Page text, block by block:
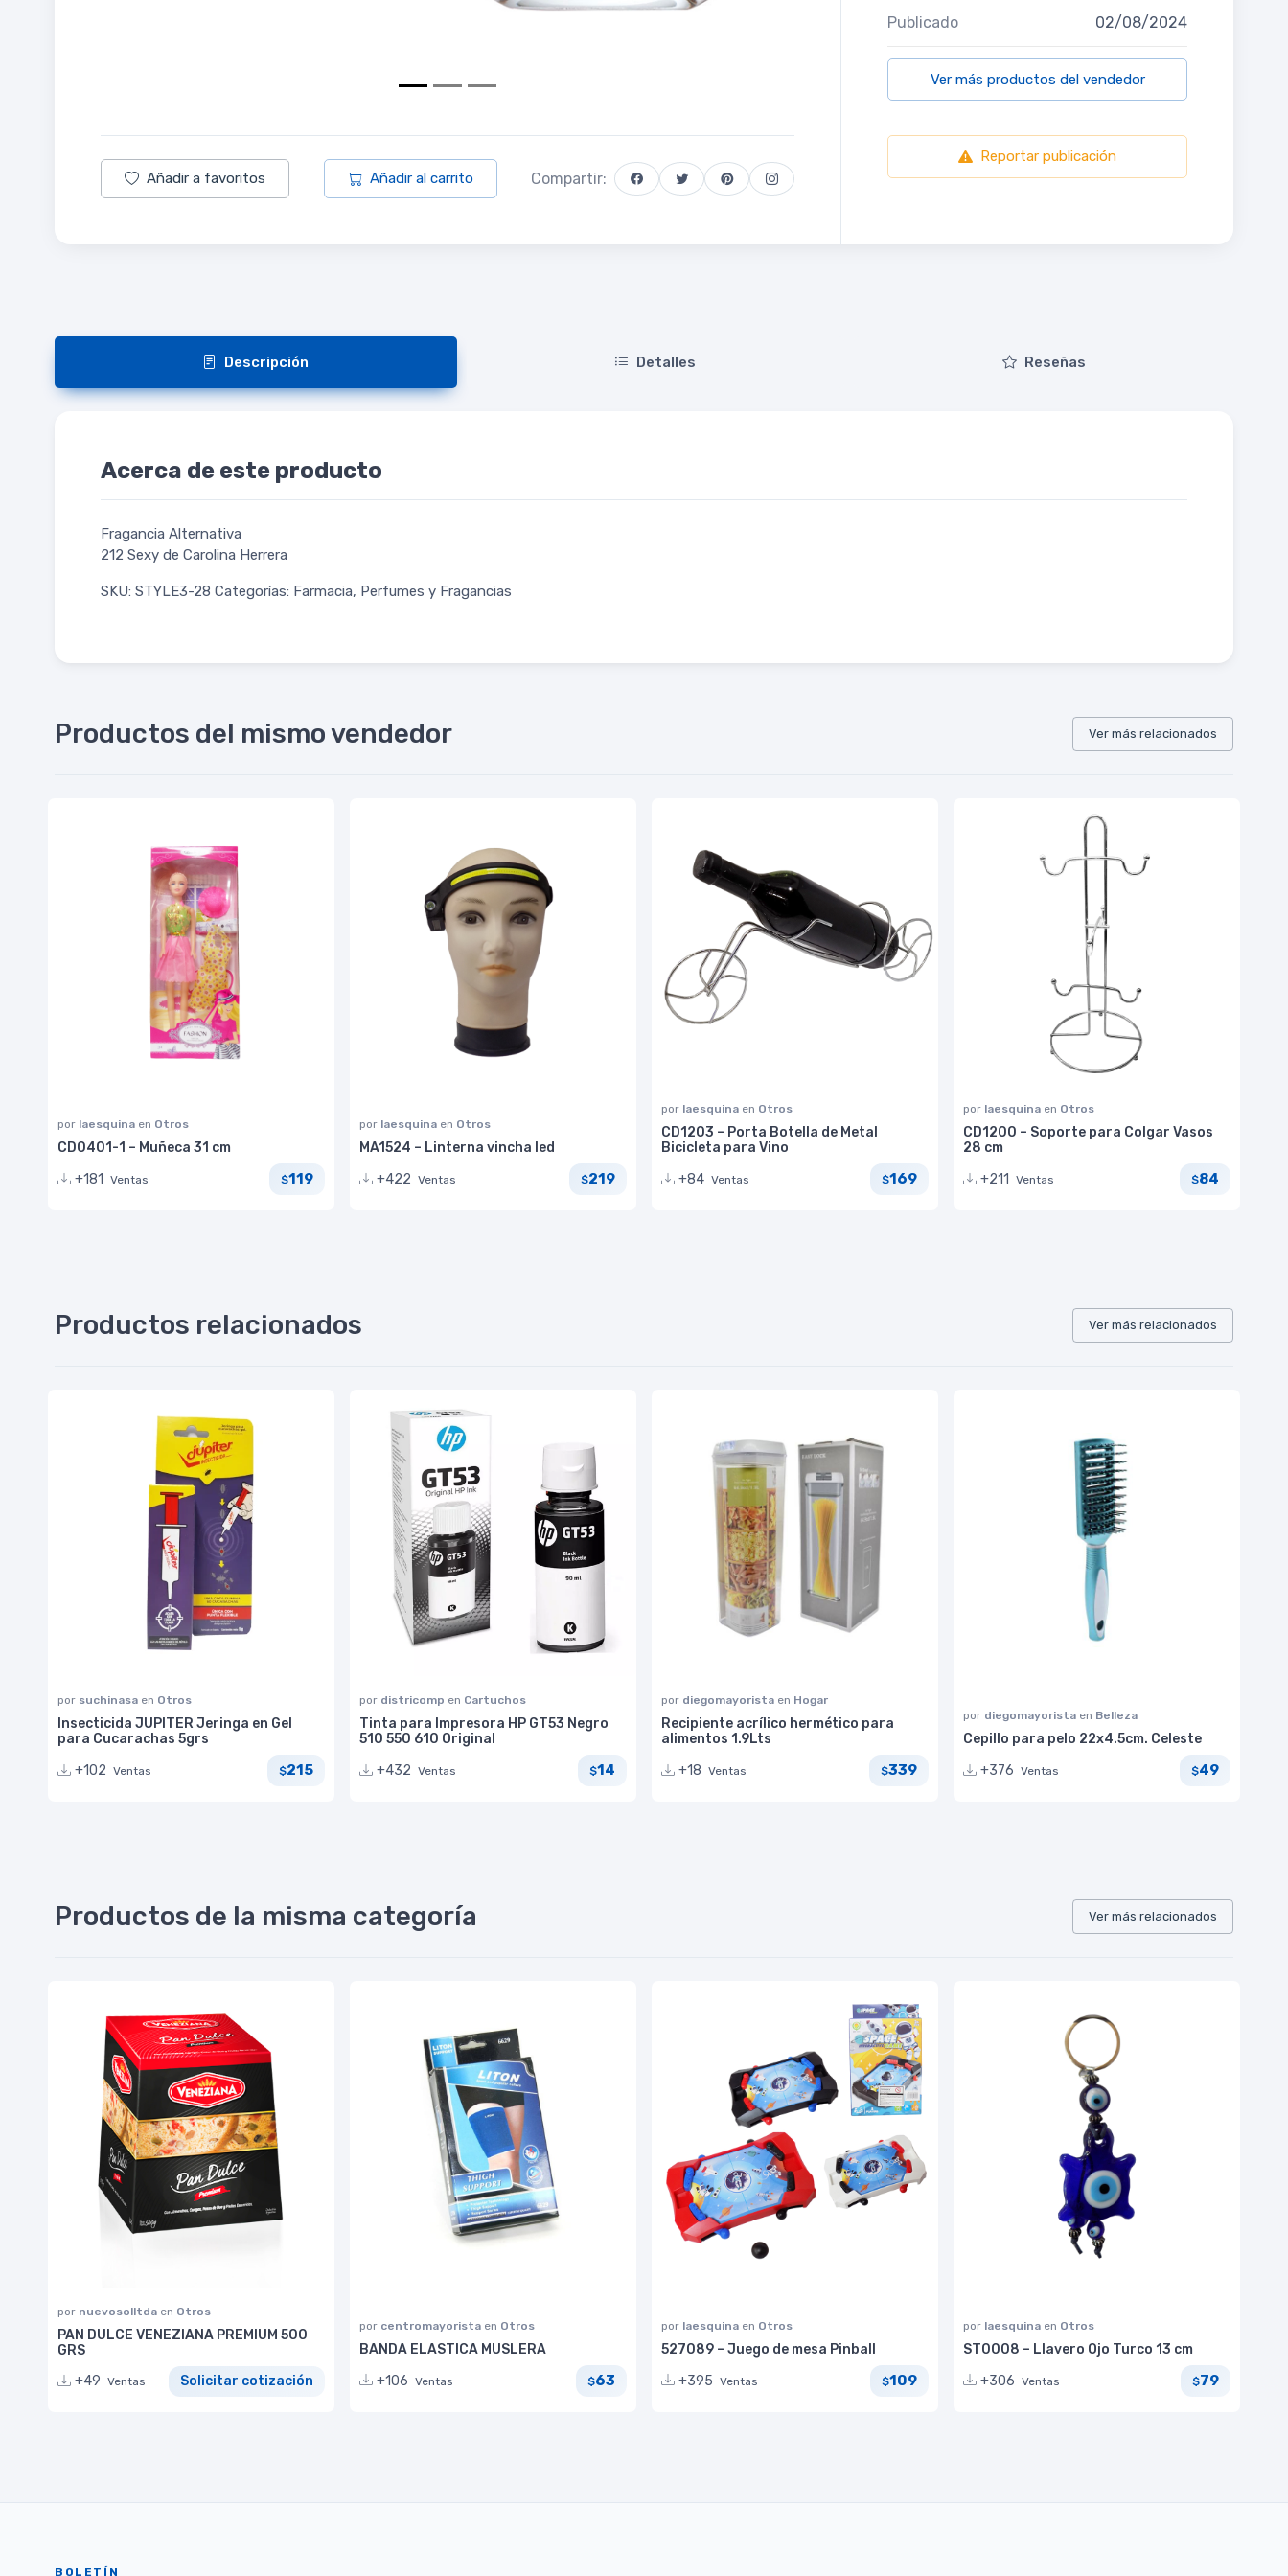
Añadir a favoritos Añadir al carrito Compartir:
Publicado 02/08/2024
Ver más productos del vendedor
Reportar publicación
Descripción Detalles Reseñas
Acerca de este producto
Fragancia Alternativa
212 Sexy de Carolina Herrera
SKU: STYLE3-28 Categorías: Farmacia, Perfumes y Fragancias
Productos del mismo vendedor Ver más relacionados
por laesquina en Otros
CD0401-1 – Muñeca 31 cm
+181
Ventas $119
por laesquina en Otros
MA1524 – Linterna vincha led
+422 Ventas $219
por laesquina en Otros
CD1203 – Porta Botella de Metal
Bicicleta para Vino
+84 Ventas $169
por laesquina en Otros
CD1200 – Soporte para Colgar Vasos
28 cm
+211
Ventas $84
Productos relacionados Ver más relacionados
por suchinasa en Otros
Insecticida JUPITER Jeringa en Gel
para Cucarachas 5grs
+102 Ventas $215
por districomp en Cartuchos
Tinta para Impresora HP GT53 Negro
510 550 610 Original
+432 Ventas $14
por diegomayorista en Hogar
Recipiente acrílico hermético para
alimentos 1.9Lts
+18 Ventas $339
por diegomayorista en Belleza
Cepillo para pelo 22x4.5cm. Celeste
+376 Ventas $49
Productos de la misma categoría Ver más relacionados
por nuevosolltda en Otros
PAN DULCE VENEZIANA PREMIUM 500
GRS
+49 Ventas Solicitar cotización
por centromayorista en Otros
BANDA ELASTICA MUSLERA
+106 Ventas $63
por laesquina en Otros
527089 – Juego de mesa Pinball
+395 Ventas $109
por laesquina en Otros
ST0008 – Llavero Ojo Turco 13 cm
+306 Ventas $79
BOLETÍN